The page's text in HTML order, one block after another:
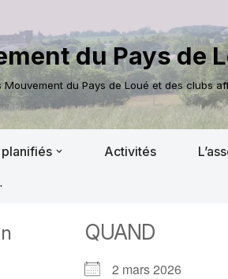
du Pays de
du Pays de Loué et des clubs
Activités
QUAND
2 mars 2026